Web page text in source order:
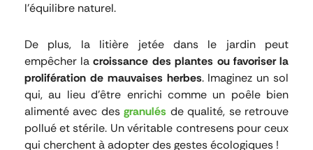
l’équilibre naturel.
De plus, la litière jetée dans le jardin peut
empêcher lacroissance des plantes ou favoriser la
prolifération de mauvaises herbes. Imaginez un sol
qui, au lieu d’être enrichi comme un poêle bien
alimenté avec desgranulés de qualité, se retrouve
pollué et stérile. Un véritable contresens pour ceux
qui cherchent à adopter des gestes écologiques !